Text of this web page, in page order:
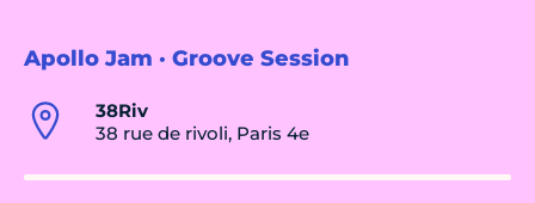
Apollo Jam · Groove Session
38Riv
38 rue de rivoli, Paris 4e